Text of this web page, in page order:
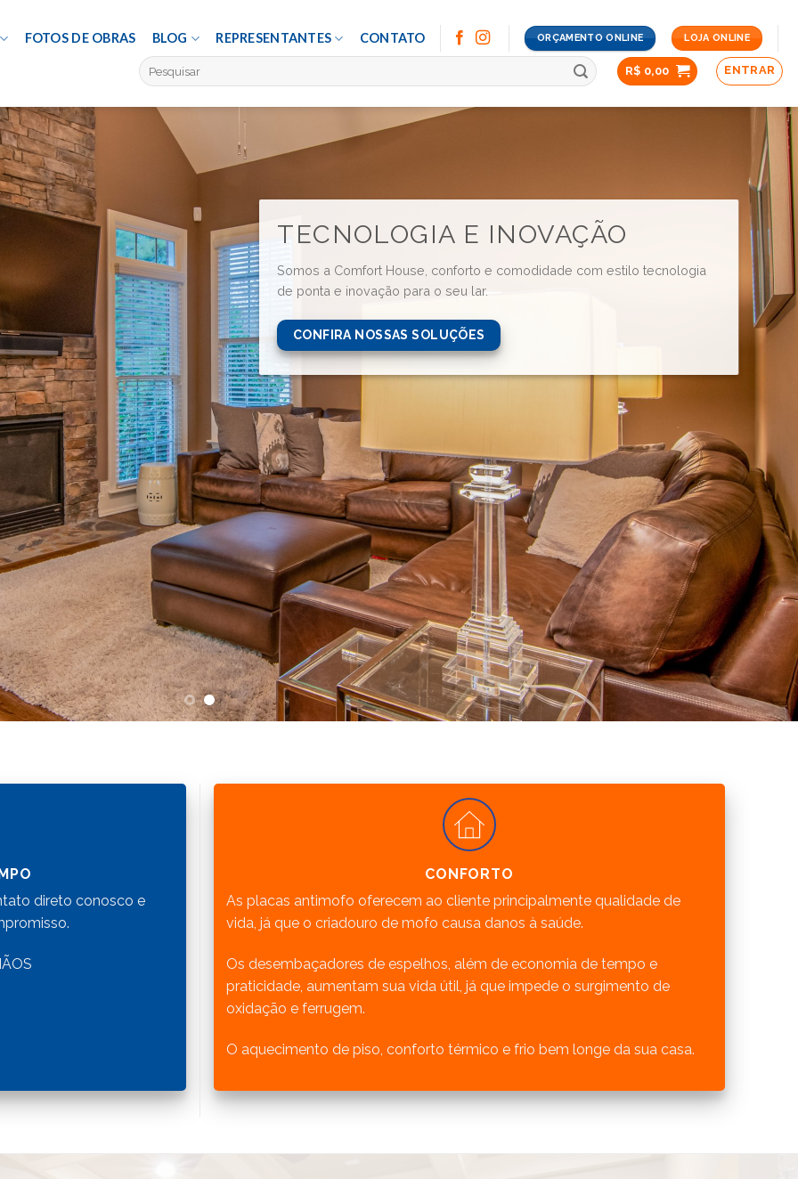
FOTOS DE OBRAS BLOG REPRESENTANTES CONTATO ORÇAMENTO ONLINE LOJA ONLINE
Pesquisar
por:
R$ 0,00 ENTRAR
TECNOLOGIA E INOVAÇÃO
Somos a Comfort House, conforto e comodidade com estilo tecnologia
de ponta e inovação para o seu lar.
CONFIRA NOSSAS SOLUÇÕES
direto conosco e
CONFORTO
As placas antimofo oferecem ao cliente principalmente qualidade de
vida, já que o criadouro de mofo causa danos à saúde.
Os desembaçadores de espelhos, além de economia de tempo e
praticidade, aumentam sua vida útil, já que impede o surgimento de
oxidação e ferrugem.
O aquecimento de piso, conforto térmico e frio bem longe da sua casa.